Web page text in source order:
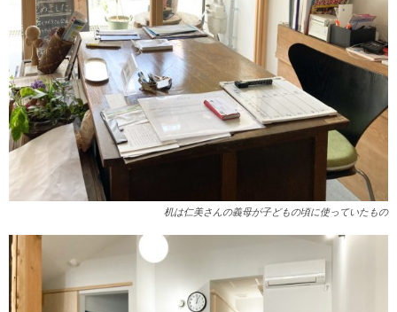
机は仁美さんの義母が子どもの頃に使っていたもの